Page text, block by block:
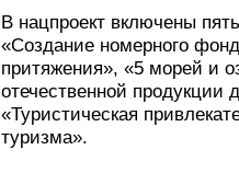
В нацпроект включены
«Создание номерного
притяжения», «5 морей и
отечественной продукции
«Туристическая
туризма».